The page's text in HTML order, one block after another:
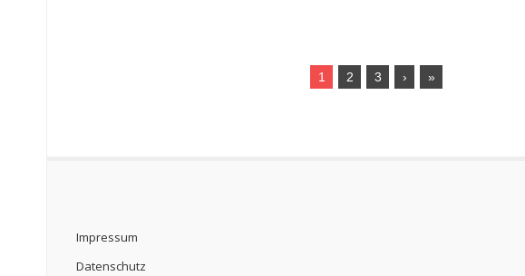
1 2 3 › »
Impressum
Datenschutz